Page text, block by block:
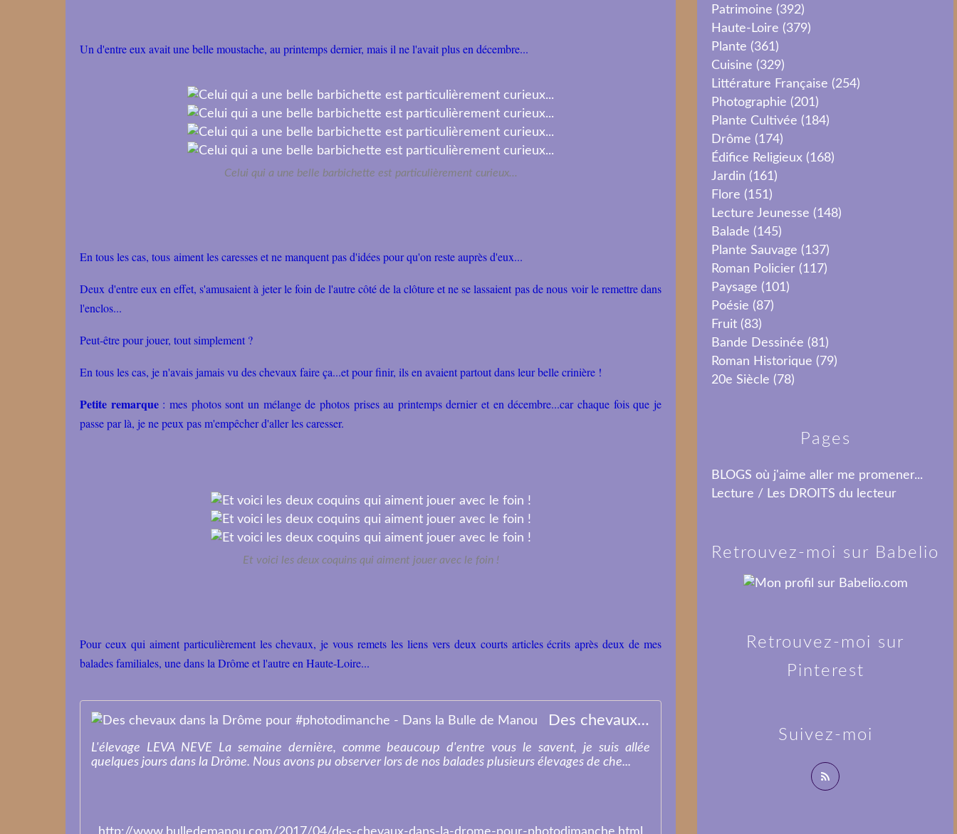
Un d'entre eux avait une belle moustache, au printemps dernier, mais il ne l'avait plus en décembre...
Celui qui a une belle barbichette est particulièrement curieux...
En tous les cas, tous aiment les caresses et ne manquent pas d'idées pour qu'on reste auprès d'eux...
Deux d'entre eux en effet, s'amusaient à jeter le foin de l'autre côté de la clôture et ne se lassaient pas de nous voir le remettre dans
l'enclos...
Peut-être pour jouer, tout simplement ?
En tous les cas, je n'avais jamais vu des chevaux faire ça...et pour finir, ils en avaient partout dans leur belle crinière !
Petite remarque : mes photos sont un mélange de photos prises au printemps dernier et en décembre...car chaque fois que je
passe par là, je ne peux pas m'empêcher d'aller les caresser.
Et voici les deux coquins qui aiment jouer avec le foin !
Pour ceux qui aiment particulièrement les chevaux, je vous remets les liens vers deux courts articles écrits après deux de mes
balades familiales, une dans la Drôme et l'autre en Haute-Loire...
Des chevaux dans la Drôme pour #photodimanche - Dans la Bulle de Manou
L'élevage LEVA NEVE La semaine dernière, comme beaucoup d'entre vous le savent, je suis allée
quelques jours dans la Drôme. Nous avons pu observer lors de nos balades plusieurs élevages de che...
Patrimoine (392)
Haute-Loire (379)
Plante (361)
Cuisine (329)
Littérature Française (254)
Photographie (201)
Plante Cultivée (184)
Drôme (174)
Édifice Religieux (168)
Jardin (161)
Flore (151)
Lecture Jeunesse (148)
Balade (145)
Plante Sauvage (137)
Roman Policier (117)
Paysage (101)
Poésie (87)
Fruit (83)
Bande Dessinée (81)
Roman Historique (79)
20e Siècle (78)
Pages
BLOGS où j'aime aller me promener...
Lecture / Les DROITS du lecteur
Suivez-moi
Retrouvez-moi sur Babelio
Retrouvez-moi sur
Pinterest